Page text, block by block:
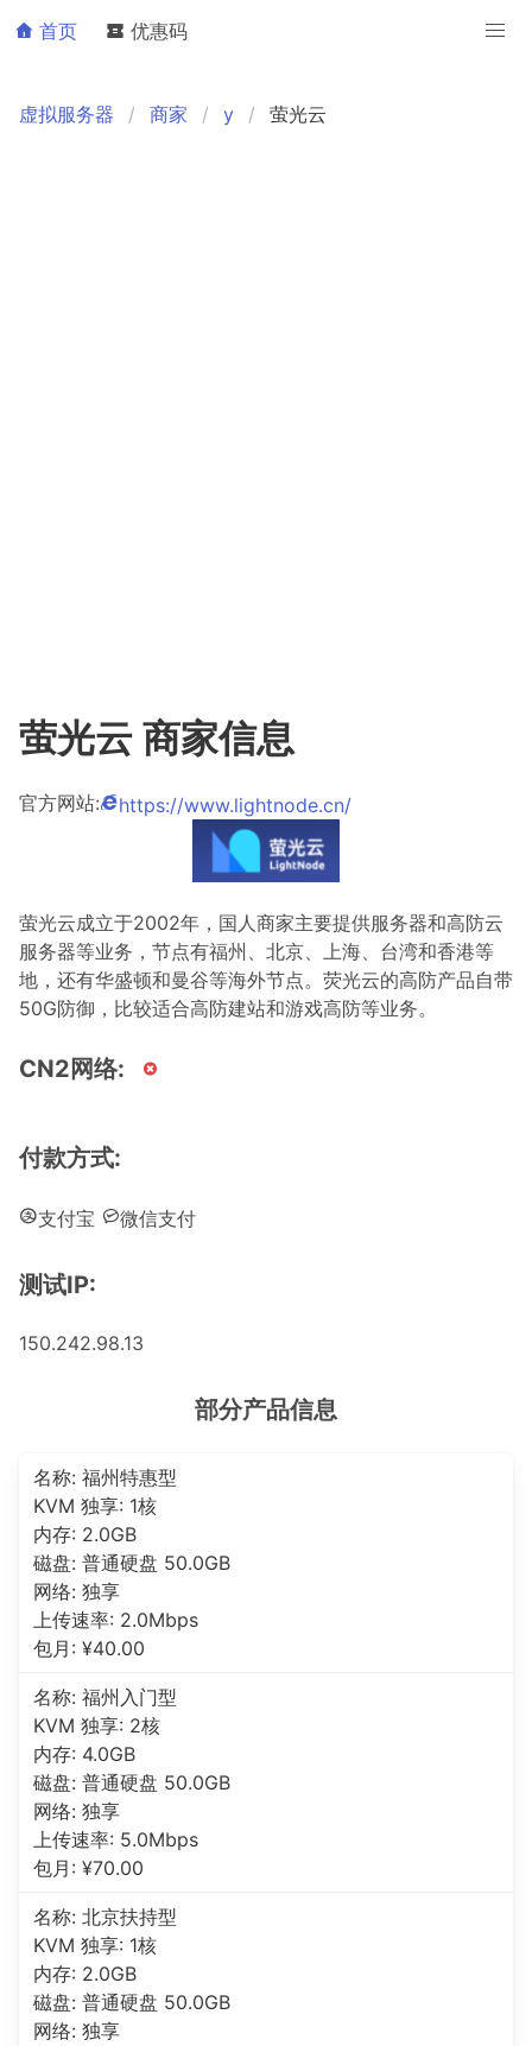
首页 优惠码
虚拟服务器 商家 y 萤光云
萤光云 商家信息
官方网站: https://www.lightnode.cn/
萤光云成立于2002年，国人商家主要提供服务器和高防云
服务器等业务，节点有福州、北京、上海、台湾和香港等
地，还有华盛顿和曼谷等海外节点。荧光云的高防产品自带
50G防御，比较适合高防建站和游戏高防等业务。
CN2网络:
付款方式:
支付宝 微信支付
测试IP:
150.242.98.13
部分产品信息
名称: 福州特惠型
KVM 独享: 1核
内存: 2.0GB
磁盘: 普通硬盘 50.0GB
网络: 独享
上传速率: 2.0Mbps
包月: ¥40.00
名称: 福州入门型
KVM 独享: 2核
内存: 4.0GB
磁盘: 普通硬盘 50.0GB
网络: 独享
上传速率: 5.0Mbps
包月: ¥70.00
名称: 北京扶持型
KVM 独享: 1核
内存: 2.0GB
磁盘: 普通硬盘 50.0GB
网络: 独享